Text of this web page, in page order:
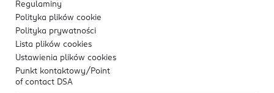
Regulaminy
Polityka plików cookie
Polityka prywatności
Lista plików cookies
Ustawienia plików cookies
Punkt kontaktowy/ Point
of contact DSA